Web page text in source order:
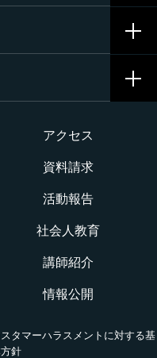
タータービン専攻］
アクセス
資料請求
活動報告
社会人教育
講師紹介
情報公開
タマーハラスメントに対する基
針